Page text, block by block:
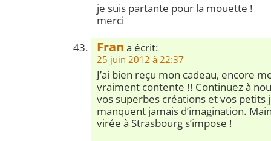
je suis partante pour la mouette !
merci
Fran a écrit:
25 juin 2012 à 22:37
J’ai bien reçu mon cadeau, encore
vraiment contente !! Continuez à
vos superbes créations et vos petits
manquent jamais d’imagination.
virée à Strasbourg s’impose !